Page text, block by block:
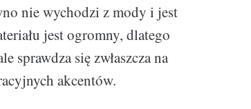
nie wychodzi z mody i jest
jest ogromny, dlatego
sprawdza się zwłaszcza na
akcentów.